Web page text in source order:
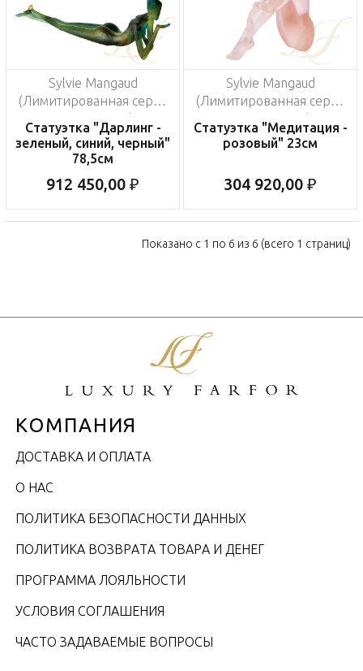
Sylvie Mangaud
(Лимитированная серия
на 375 пред.)
Статуэтка "Дарлинг -
зеленый, синий, черный"
78,5см
912 450,00 ₽
Sylvie Mangaud
(Лимитированная серия
на 375 пред.)
Статуэтка "Медитация -
розовый" 23см
304 920,00 ₽
Показано с 1 по 6 из 6 (всего 1 страниц)
КОМПАНИЯ
ДОСТАВКА И ОПЛАТА
О НАС
ПОЛИТИКА БЕЗОПАСНОСТИ ДАННЫХ
ПОЛИТИКА ВОЗВРАТА ТОВАРА И ДЕНЕГ
ПРОГРАММА ЛОЯЛЬНОСТИ
УСЛОВИЯ СОГЛАШЕНИЯ
ЧАСТО ЗАДАВАЕМЫЕ ВОПРОСЫ